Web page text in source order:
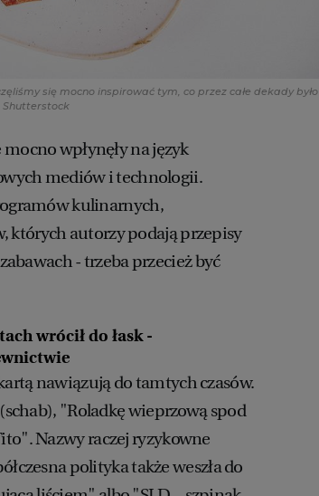
się mocno inspirować tym, co przez całe dekady było
Shutterstock
wpłynęły na język
mediów i technologii.
kulinarnych,
których autorzy podają przepisy
- trzeba przecież być
wrócił do łask -
nawiązują do tamtych czasów.
"Roladkę wieprzową spod
Nazwy raczej ryzykowne
polityka także weszła do